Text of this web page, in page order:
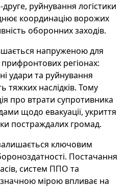
руйнування логістики
координацію ворожих
оборонних заходів.
напруженою для
регіонах:
удари та руйнування
тяжких наслідків. Тому
про втрати супротивника
щодо евакуації, укриття
постраждалих громад.
ключовим
Постачання
систем ППО та
значною мірою впливає на